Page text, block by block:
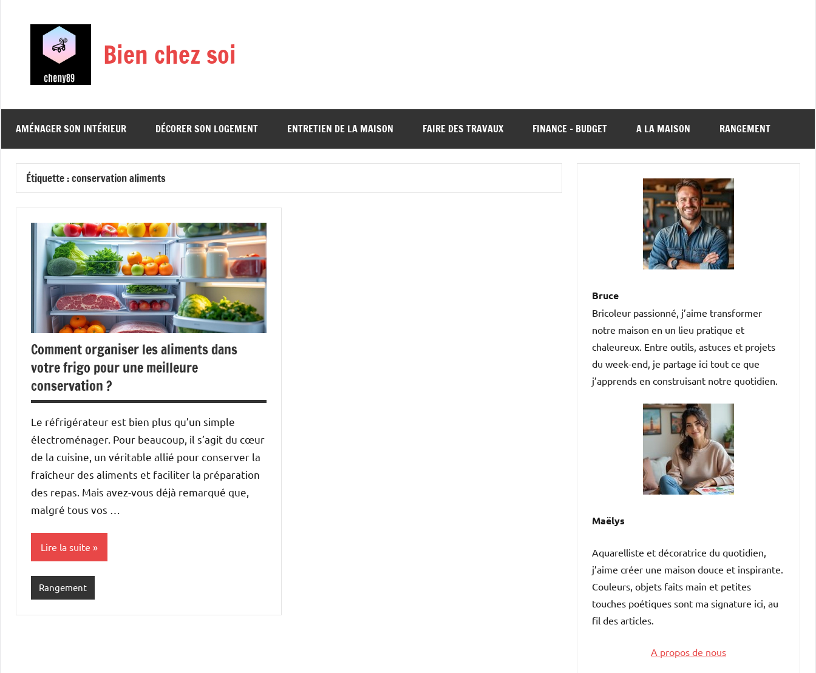
Bien chez soi
AMÉNAGER SON INTÉRIEUR DÉCORER SON LOGEMENT ENTRETIEN DE LA MAISON FAIRE DES TRAVAUX FINANCE – BUDGET A LA MAISON RANGEMENT
Étiquette :conservation aliments
Comment organiser les aliments dans
votre frigo pour une meilleure
conservation ?
Le réfrigérateur est bien plus qu’un simple
électroménager. Pour beaucoup, il s’agit du cœur
de la cuisine, un véritable allié pour conserver la
fraîcheur des aliments et faciliter la préparation
des repas. Mais avez-vous déjà remarqué que,
malgré tous vos …
Lire la suite
Rangement
Bruce
Bricoleur passionné, j’aime transformer
notre maison en un lieu pratique et
chaleureux. Entre outils, astuces et projets
du week-end, je partage ici tout ce que
j’apprends en construisant notre quotidien.
Maëlys
Aquarelliste et décoratrice du quotidien,
j’aime créer une maison douce et inspirante.
Couleurs, objets faits main et petites
touches poétiques sont ma signature ici, au
fil des articles.
A propos de nous